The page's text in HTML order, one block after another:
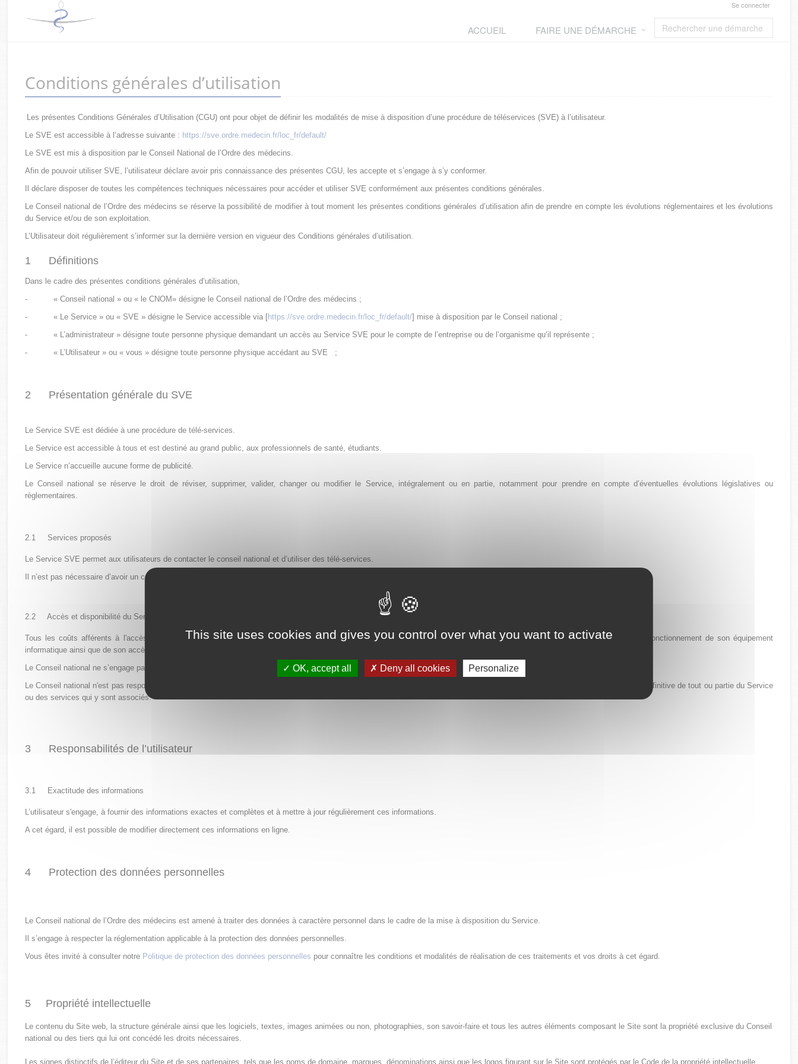
This site uses cookies and gives you control over what you want to activate
OK, accept all Deny all cookies Personalize
Se connecter
ACCUEIL FAIRE UNE DÉMARCHE
Conditions générales d’utilisation
Les présentes Conditions Générales d’Utilisation (CGU) ont pour objet de définir les modalités de mise à disposition d’une procédure de téléservices (SVE) à l’utilisateur.
Le SVE est accessible à l’adresse suivante : https://sve.ordre.medecin.fr/loc_fr/default/
Le SVE est mis à disposition par le Conseil National de l’Ordre des médecins.
Afin de pouvoir utiliser SVE, l’utilisateur déclare avoir pris connaissance des présentes CGU, les accepte et s’engage à s’y conformer.
Il déclare disposer de toutes les compétences techniques nécessaires pour accéder et utiliser SVE conformément aux présentes conditions générales.
Le Conseil national de l’Ordre des médecins se réserve la possibilité de modifier à tout moment les présentes conditions générales d’utilisation afin de prendre en compte les évolutions réglementaires et les évolutions
du Service et/ou de son exploitation.
L’Utilisateur doit régulièrement s’informer sur la dernière version en vigueur des Conditions générales d’utilisation.
1 Définitions
Dans le cadre des présentes conditions générales d’utilisation,
-
« Conseil national » ou « le CNOM» désigne le Conseil national de l’Ordre des médecins ;
-
« Le Service » ou « SVE » désigne le Service accessible via [https://sve.ordre.medecin.fr/loc_fr/default/] mise à disposition par le Conseil national ;
-
« L’administrateur » désigne toute personne physique demandant un accès au Service SVE pour le compte de l’entreprise ou de l’organisme qu’il représente ;
-
« L’Utilisateur » ou « vous » désigne toute personne physique accédant au SVE ;
2 Présentation générale du SVE
Le Service SVE est dédiée à une procédure de télé-services.
Le Service est accessible à tous et est destiné au grand public, aux professionnels de santé, étudiants.
Le Service n’accueille aucune forme de publicité.
Le Conseil national se réserve le droit de réviser, supprimer, valider, changer ou modifier le Service, intégralement ou en partie, notamment pour prendre en compte d’éventuelles évolutions législatives ou
règlementaires.
2.1 Services proposés
Le Service SVE permet aux utilisateurs de contacter le conseil national et d’utiliser des télé-services.
Il n’est pas nécessaire d’avoir un compte pour accéder à certains services.
2.2 Accès et disponibilité du Service SVE
Tous les coûts afférents à l'accès au SVE, les frais matériels, logiciels ou d'accès à internet sont exclusivement à la charge de l’utilisateur. Il est seul responsable du bon fonctionnement de son équipement
informatique ainsi que de son accès à internet.
Le Conseil national ne s’engage pas à la disponibilité du Service SVE 7J/7 et 24h/24.
Le Conseil national n'est pas responsable des dommages de toute nature qui peuvent résulter de ces changements et/ou d'une indisponibilité temporaire ou encore de la fermeture définitive de tout ou partie du Service
ou des services qui y sont associés.
3 Responsabilités de l’utilisateur
3.1 Exactitude des informations
L’utilisateur s'engage, à fournir des informations exactes et complètes et à mettre à jour régulièrement ces informations.
A cet égard, il est possible de modifier directement ces informations en ligne.
4 Protection des données personnelles
Le Conseil national de l’Ordre des médecins est amené à traiter des données à caractère personnel dans le cadre de la mise à disposition du Service.
Il s’engage à respecter la réglementation applicable à la protection des données personnelles.
Vous êtes invité à consulter notre Politique de protection des données personnelles pour connaître les conditions et modalités de réalisation de ces traitements et vos droits à cet égard.
5 Propriété intellectuelle
Le contenu du Site web, la structure générale ainsi que les logiciels, textes, images animées ou non, photographies, son savoir-faire et tous les autres éléments composant le Site sont la propriété exclusive du Conseil
national ou des tiers qui lui ont concédé les droits nécessaires.
Les signes distinctifs de l’éditeur du Site et de ses partenaires, tels que les noms de domaine, marques, dénominations ainsi que les logos figurant sur le Site sont protégés par le Code de la propriété intellectuelle.